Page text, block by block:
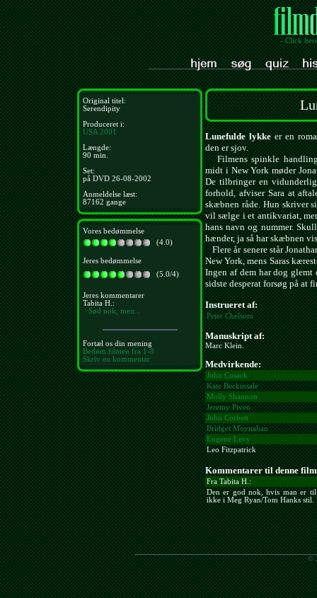
- Click
Original titel:
Serendipity
Produceret i:
USA 2001
Længde:
90 min.
Set:
på DVD 26-08-2002
Anmeldelse læst:
87162 gange
Vores bedømmelse
(4.0)
Jeres bedømmelse
(5.0/4)
Jeres kommentarer
Tabita H.:
Sød nok, men...
Fortæl os din mening
Bedøm filmen fra 1-8
Skriv en kommentar
Lunefulde lykkeer en
den er sjov.
Filmens spinkle handling
midt i New York møder
De tilbringer en
forhold, afviser Sara at
skæbnen råde. Hun skriver
vil sælge i et antikvariat,
hans navn og nummer.
hænder, ja så har skæbnen
Flere år senere står
New York, mens Saras
Ingen af dem har dog
sidste desperat forsøg på at
Instrueret af:
Peter Chelsom
Manuskript af:
Marc Klein.
Medvirkende:
John Cusack
Kate Beckinsale
Molly Shannon
Jeremy Piven
John Corbett
Bridget Moynahan
Eugene Levy
Leo Fitzpatrick
Kommentarer til denne
Fra Tabita H.:
Den er god nok, hvis man er til
ikke i Meg Ryan/Tom Hanks
©